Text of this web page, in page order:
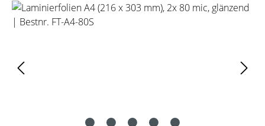
Bildergalerie überspringen